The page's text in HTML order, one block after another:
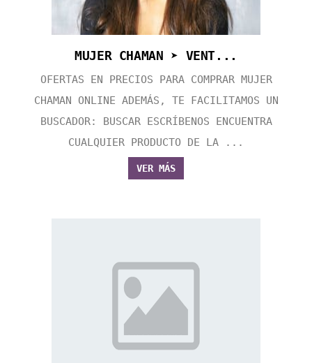
MUJER CHAMAN ➤ VENT...
OFERTAS EN PRECIOS PARA COMPRAR MUJER
CHAMAN ONLINE ADEMÁS, TE FACILITAMOS UN
BUSCADOR: BUSCAR ESCRÍBENOS ENCUENTRA
CUALQUIER PRODUCTO DE LA ...
VER MÁS